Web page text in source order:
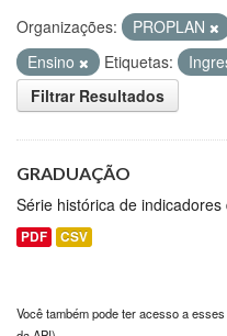
Organizações: PROPLAN
Ensino
Etiquetas:
Filtrar Resultados
GRADUAÇÃO
Série histórica de
PDF CSV
Você também pode ter acesso a